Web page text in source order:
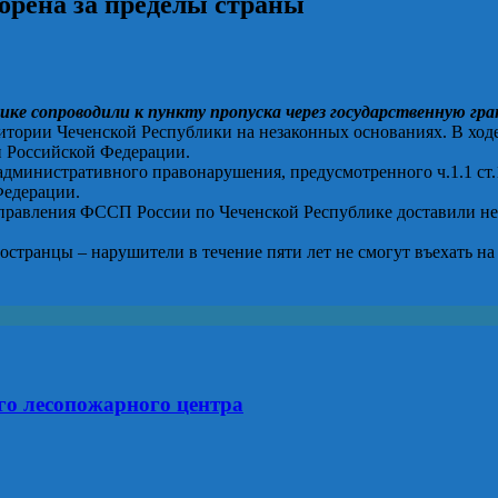
сопроводили к пункту пропуска через государственную
Чеченской Республики на незаконных основаниях. В
Федерации.
правонарушения, предусмотренного ч.1.1
ФССП России по Чеченской Республике доставили
– нарушители в течение пяти лет не смогут въехать
лесопожарного центра